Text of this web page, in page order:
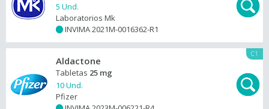
5 Und.
Laboratorios Mk
INVIMA 2021M-0016362-R1
C1
Aldactone
Tabletas 25 mg
10 Und.
Pfizer